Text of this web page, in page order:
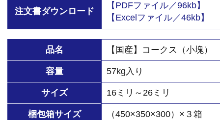
注文書ダウンロード
【PDFファイル／96kb】
【Excelファイル／46kb】
品名 【国産】コークス（小塊）
容量 57kg入り
サイズ 16ミリ～26ミリ
梱包箱サイズ
（450×350×300）×３箱